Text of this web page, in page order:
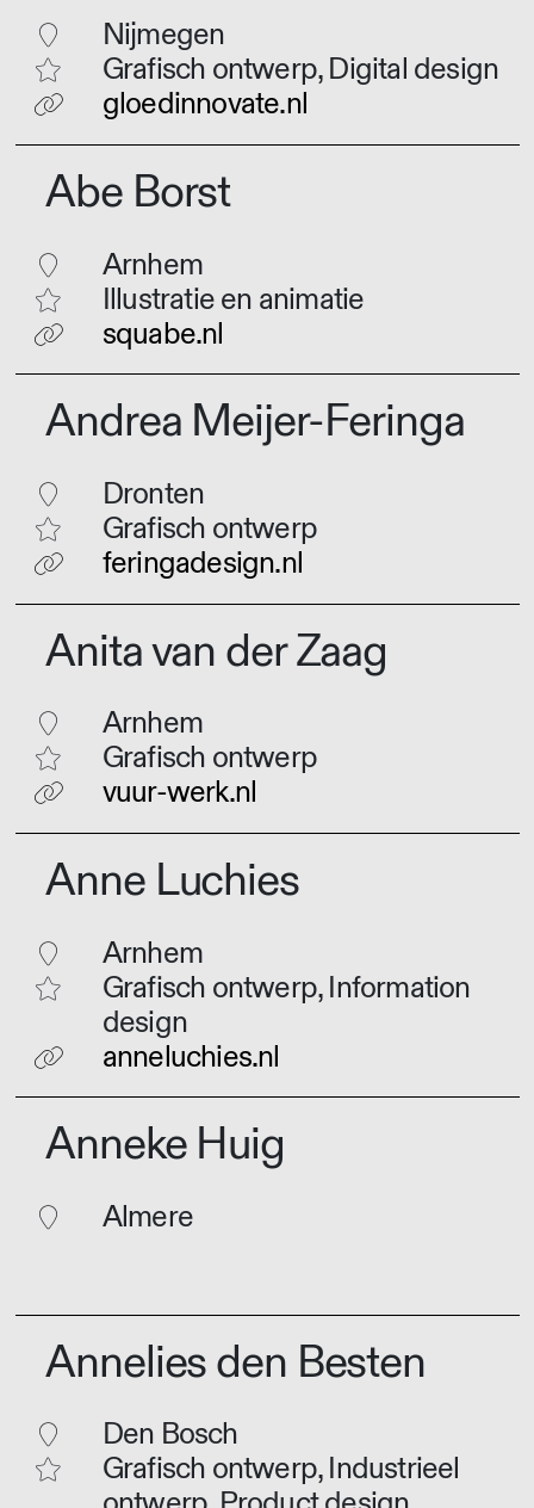
Nijmegen
Grafisch ontwerp, Digital design
gloedinnovate.nl
Abe Borst
Arnhem
Illustratie en animatie
squabe.nl
Andrea Meijer-Feringa
Dronten
Grafisch ontwerp
feringadesign.nl
Anita van der Zaag
Arnhem
Grafisch ontwerp
vuur-werk.nl
Anne Luchies
Arnhem
Grafisch ontwerp, Information
design
anneluchies.nl
Anneke Huig
Almere
Annelies den Besten
Den Bosch
Grafisch ontwerp, Industrieel